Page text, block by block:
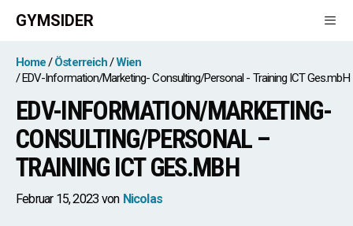
Zum
Inhalt
springen
GYMSIDER
Home Österreich
Wien
EDV-Information/Marketing- Consulting/Personal - Training ICT Ges.mbH
EDV-INFORMATION/MARKETING-
CONSULTING/PERSONAL –
TRAINING ICT GES.MBH
Februar 15, 2023 von Nicolas